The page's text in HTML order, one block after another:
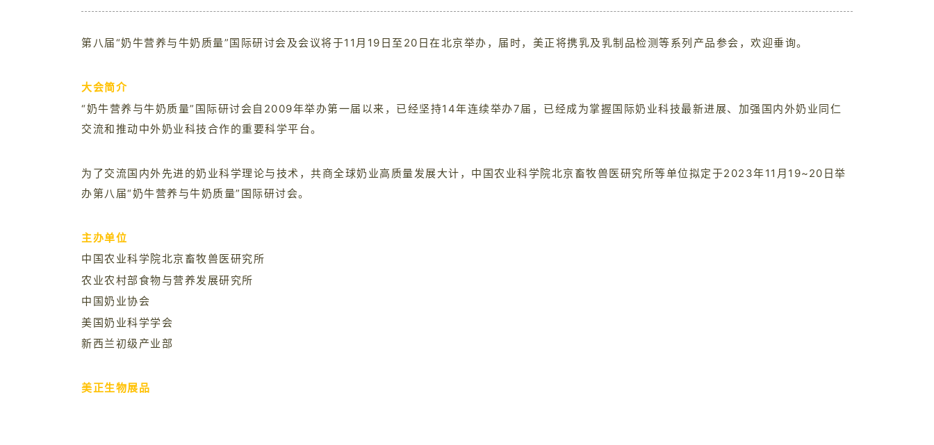
第八届“奶牛营养与牛奶质量”国际研讨会及会议将于11月19日至20日在北京举办，届时，美正将携乳及乳制品检测等系列产品参会，欢迎垂询。
大会简介
“奶牛营养与牛奶质量”国际研讨会自2009年举办第一届以来，已经坚持14年连续举办7届，已经成为掌握国际奶业科技最新进展、加强国内外奶业同仁
交流和推动中外奶业科技合作的重要科学平台。
为了交流国内外先进的奶业科学理论与技术，共商全球奶业高质量发展大计，中国农业科学院北京畜牧兽医研究所等单位拟定于2023年11月19~20日举
办第八届“奶牛营养与牛奶质量”国际研讨会。
主办单位
中国农业科学院北京畜牧兽医研究所
农业农村部食物与营养发展研究所
中国奶业协会
美国奶业科学学会
新西兰初级产业部
美正生物展品